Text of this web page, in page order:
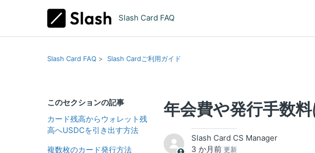
Slash Card FAQ
Slash Card FAQ Slash Cardご利用ガイド
このセクションの記事
カード残高からウォレット残
高へUSDCを引き出す方法
複数枚のカード発行方法
年会費や発行手数
Slash Card CS Manager
3 か月前 更新